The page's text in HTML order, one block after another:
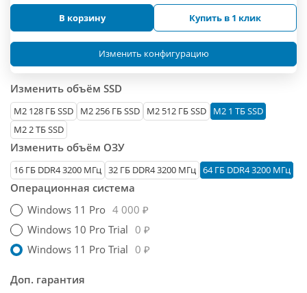
В корзину Купить в 1 клик
Изменить конфигурацию
Изменить объём SSD
М2 128 ГБ SSD M2 256 ГБ SSD M2 512 ГБ SSD
M2 1 ТБ SSD
M2 2 ТБ SSD
Изменить объём ОЗУ
16 ГБ DDR4 3200 МГц 32 ГБ DDR4 3200 МГц 64 ГБ DDR4 3200 МГц
Операционная система
Windows 11 Pro 4 000 ₽
Windows 10 Pro Trial 0 ₽
Windows 11 Pro Trial 0 ₽
Доп. гарантия